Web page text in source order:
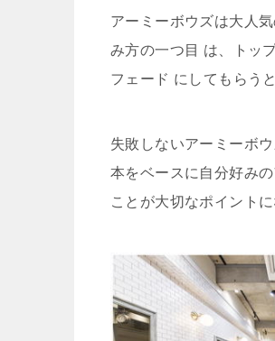
アーミーボウズは大人
み方の一つ目 は、トッ
フェード にしてもらう
失敗しないアーミーボ
本をベースに自分好み
ことが大切なポイントに